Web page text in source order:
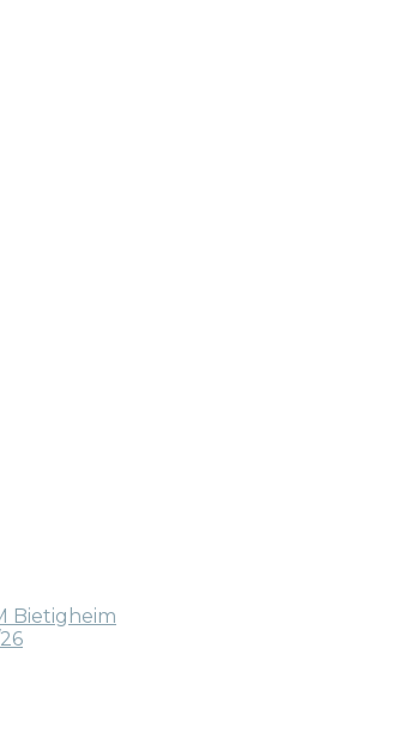
Bietigheim